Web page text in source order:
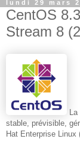
lundi 29 mars
CentOS
Stream 8
stable, prévisible,
Hat Enterprise Linux